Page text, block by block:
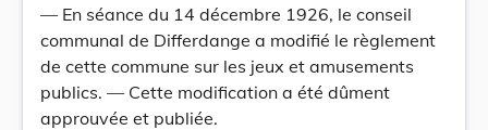
— En séance du 14 décembre 1926, le conseil
communal de Differdange a modifié le règlement
de cette commune sur les jeux et amusements
publics. — Cette modification a été dûment
approuvée et publiée.